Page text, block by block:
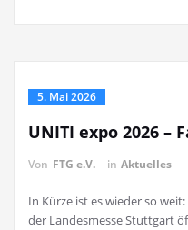
5. Mai 2026
UNITI expo 2026 –
Von FTG e.V. in Aktuelles
In Kürze ist es wieder so
der Landesmesse Stuttgart